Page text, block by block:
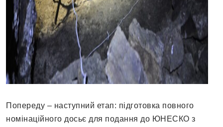
Попереду – наступний етап: підготовка повного
номінаційного досьє для подання до ЮНЕСКО з